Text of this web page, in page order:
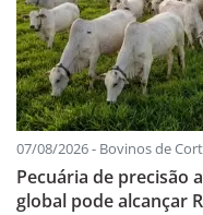
07/08/2026 - Bovinos de
Pecuária de precisão
global pode alcançar